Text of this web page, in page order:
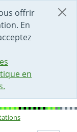
offrir
En
en